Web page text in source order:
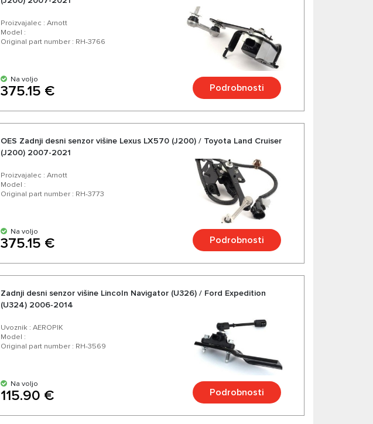
Proizvajalec : Arnott
Model :
Original part number : RH-3766
Na voljo
375.15 € Podrobnosti
OES Zadnji desni senzor višine Lexus LX570 (J200) / Toyota Land Cruiser
(J200) 2007-2021
Proizvajalec : Arnott
Model :
Original part number : RH-3773
Na voljo
375.15 € Podrobnosti
Zadnji desni senzor višine Lincoln Navigator (U326) / Ford Expedition
(U324) 2006-2014
Uvoznik : AEROPIK
Model :
Original part number : RH-3569
Na voljo
115.90 € Podrobnosti